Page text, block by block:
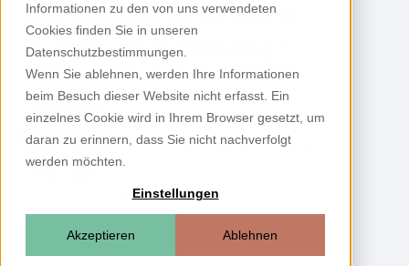
Informationen zu den von uns verwendeten
Cookies finden Sie in unseren
Datenschutzbestimmungen.
Wenn Sie ablehnen, werden Ihre Informationen
beim Besuch dieser Website nicht erfasst. Ein
einzelnes Cookie wird in Ihrem Browser gesetzt, um
daran zu erinnern, dass Sie nicht nachverfolgt
werden möchten.
Einstellungen
Akzeptieren Ablehnen
Wie sinnvoll ist KI im OT-
Sicherheitsmonitoring?
Jérôme Arnaud
Head of Product Management Rhebo
5 min